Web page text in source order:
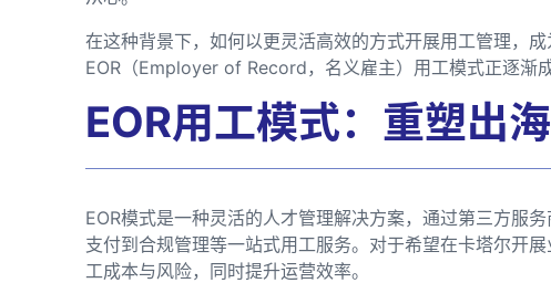
在这种背景下，如何以更灵活高效的方式开展用工管理，成
EOR（Employer of Record，名义雇主）用工模式正逐渐
EOR用工模式：重塑出
EOR模式是一种灵活的人才管理解决方案，通过第三方服
支付到合规管理等一站式用工服务。对于希望在卡塔尔开
工成本与风险，同时提升运营效率。